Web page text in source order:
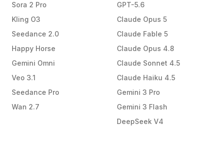
Sora 2 Pro
Kling O3
Seedance 2.0
Happy Horse
Gemini Omni
Veo 3.1
Seedance Pro
Wan 2.7
GPT-5.6
Claude Opus 5
Claude Fable 5
Claude Opus 4.8
Claude Sonnet 4.5
Claude Haiku 4.5
Gemini 3 Pro
Gemini 3 Flash
DeepSeek V4